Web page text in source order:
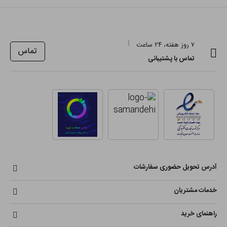
۷ روز هفته، ۲۴ ساعت
تماس با پشتیبانی
تماس
آدرس تحویل حضوری سفارشات
خدمات مشتریان
راهنمای خرید